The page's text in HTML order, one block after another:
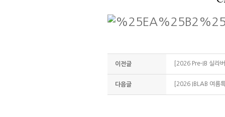
이전글 [2026 Pre-IB 실라
다음글 [2026 IBLAB 여름